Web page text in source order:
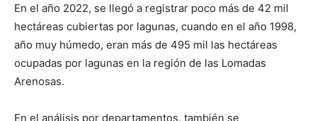
En el año 2022, se llegó a registrar poco más de 42 mil
hectáreas cubiertas por lagunas, cuando en el año 1998,
año muy húmedo, eran más de 495 mil las hectáreas
ocupadas por lagunas en la región de las Lomadas
Arenosas.
En el análisis por departamentos, también se